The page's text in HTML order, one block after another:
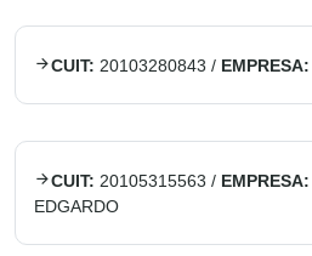
CUIT: 20103280843 / EMPRESA:
CUIT: 20105315563 / EMPRESA:
EDGARDO